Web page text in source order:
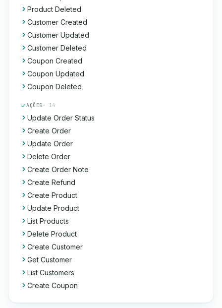
Product Deleted
Customer Created
Customer Updated
Customer Deleted
Coupon Created
Coupon Updated
Coupon Deleted
AÇÕES · 14
Update Order Status
Create Order
Update Order
Delete Order
Create Order Note
Create Refund
Create Product
Update Product
List Products
Delete Product
Create Customer
Get Customer
List Customers
Create Coupon